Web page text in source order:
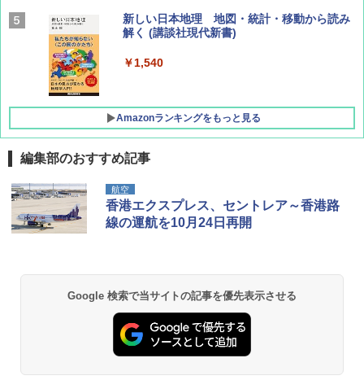
AIRLINE（エアライン）2026年9月号【特
集】ボーイング110周年を祝して！
￥1,760
新しい日本地理 地図・統計・移動から読み
解く (講談社現代新書)
￥1,540
Amazonランキングをもっと見る
[キャンパーズコレクション 山善] ポップアッ
プテント 傘みたいに広げて畳める パッとサ
ッとサンシェード キューブ フルクローズ メ
ッシュ 簡単設置 ワンタッチテント キャンプ
PYKES PEAK (パイクスピーク) 着替えテン
ト プライバシー テント 【中が透けない】 1
人用 折りたたみ 防災グッズ 災害用トイレ ビ
ーチ ピクニック ポップアップテント 携帯 簡
易 トイレテント (グレー)
熊撃退スプレー 熊よけスプレー 熊スプレー
【日本企業販売】超強力クマ対策スプレー 30
0ml（連続噴射30秒）110ml（連続噴射15
秒）射程5～10m 安全ロック搭載 携帯収納袋
￥3,680
GRANDOOR ステンレス保冷剤 2個セット 2
026リニューアル 急速冷凍 空間倍増 衛生的
編集部のおすすめ記事
航空
香港エクスプレス、セントレア～香港路
線の運航を10月24日再開
Google 検索で当サイトの記事を優先表示させる